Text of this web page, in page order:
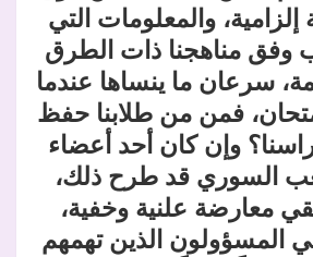
إلزامية، والمعلومات التي
وفق مناهجنا ذات الطرق
سرعان ما ينساها عندما
فمن من طلابنا حفظ
وإن كان أحد أعضاء
السوري قد طرح ذلك،
معارضة علنية وخفية،
المسؤولون الذين تهمهم